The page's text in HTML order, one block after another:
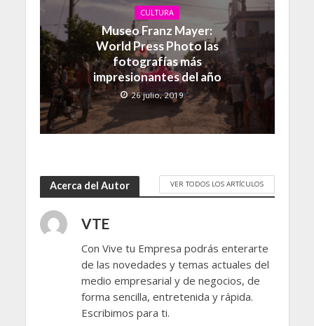
CULTURA
Museo Franz Mayer:
World Press Photo las
fotografías más
impresionantes del año
26 julio, 2019
Acerca del Autor VER TODOS LOS ARTÍCULOS
VTE
Con Vive tu Empresa podrás enterarte
de las novedades y temas actuales del
medio empresarial y de negocios, de
forma sencilla, entretenida y rápida.
Escribimos para ti.